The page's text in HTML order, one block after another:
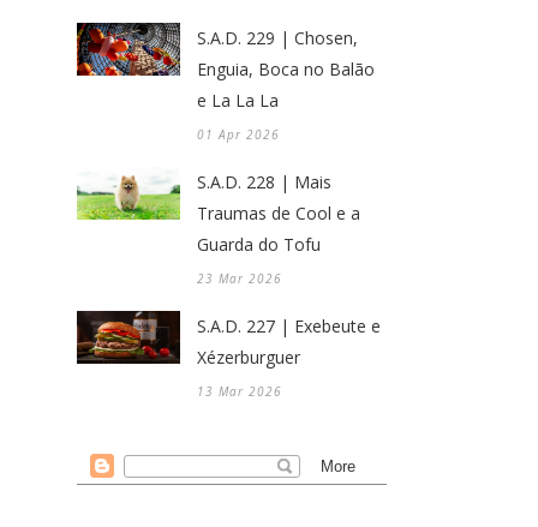
S.A.D. 229 | Chosen,
Enguia, Boca no Balão
e La La La
01 Apr 2026
S.A.D. 228 | Mais
Traumas de Cool e a
Guarda do Tofu
23 Mar 2026
S.A.D. 227 | Exebeute e
Xézerburguer
13 Mar 2026